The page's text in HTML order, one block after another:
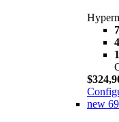
new